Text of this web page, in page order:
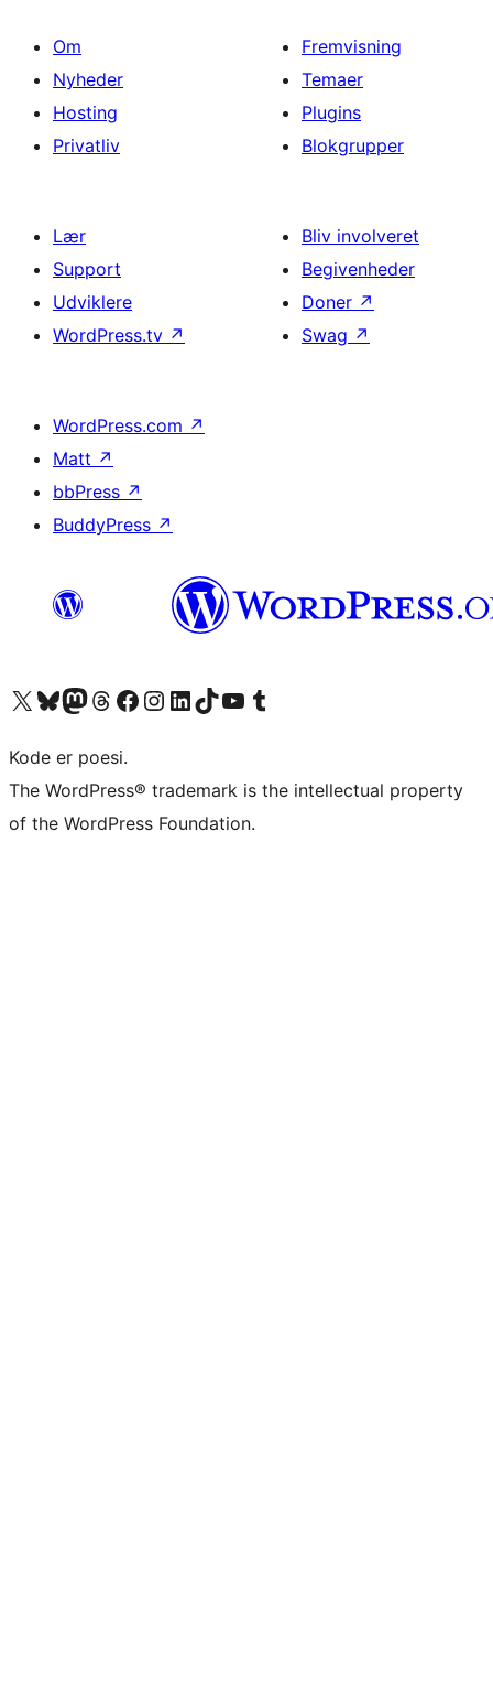
Om
Nyheder
Hosting
Privatliv
Fremvisning
Temaer
Plugins
Blokgrupper
Lær
Support
Udviklere
WordPress.tv ↗
Bliv involveret
Begivenheder
Doner ↗
Swag ↗
WordPress.com ↗
Matt ↗
bbPress ↗
BuddyPress ↗
Besøg vores X (tidligere Twitter) konto
Besøg vores Bluesky-konto
Besøg vores Mastodon konto
Besøg vores Threads-konto
Besøg vores Facebook sideBesøg vores Instagram konto
Besøg vores LinkedIn konto
Besøg vores TikTok-konto
Besøg vores YouTube-kanalBesøg vores Tumblr-konto
Kode er poesi.
The WordPress® trademark is the intellectual property
of the WordPress Foundation.